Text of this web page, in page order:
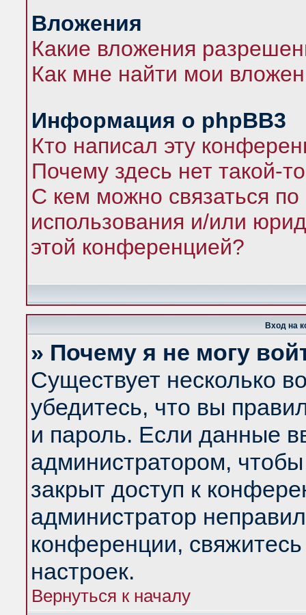
Вложения
Какие вложения
Как мне найти мои
Информация о phpBB3
Кто написал эту
Почему здесь нет такой-
С кем можно связаться по
использования и/или
этой конференцией?
Вход на
» Почему я не могу
Существует несколько
убедитесь, что вы
и пароль. Если данные
администратором,
закрыт доступ к
администратор
конференции,
настроек.
Вернуться к началу